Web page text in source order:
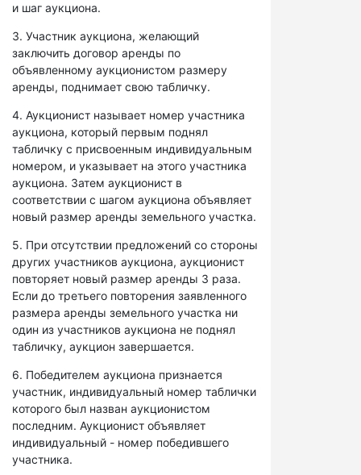
и шаг аукциона.
3. Участник аукциона, желающий
заключить договор аренды по
объявленному аукционистом размеру
аренды, поднимает свою табличку.
4. Аукционист называет номер участника
аукциона, который первым поднял
табличку с присвоенным индивидуальным
номером, и указывает на этого участника
аукциона. Затем аукционист в
соответствии с шагом аукциона объявляет
новый размер аренды земельного участка.
5. При отсутствии предложений со стороны
других участников аукциона, аукционист
повторяет новый размер аренды 3 раза.
Если до третьего повторения заявленного
размера аренды земельного участка ни
один из участников аукциона не поднял
табличку, аукцион завершается.
6. Победителем аукциона признается
участник, индивидуальный номер таблички
которого был назван аукционистом
последним. Аукционист объявляет
индивидуальный - номер победившего
участника.